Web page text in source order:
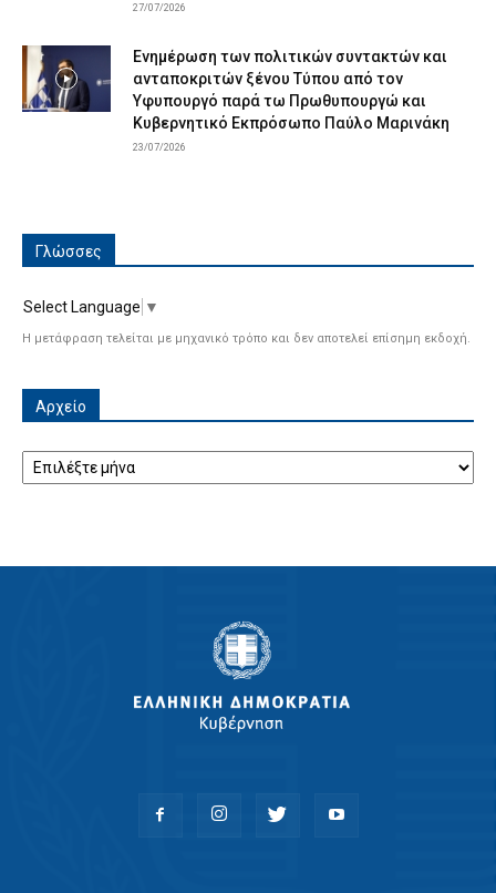
27/07/2026
Ενημέρωση των πολιτικών συντακτών και
ανταποκριτών ξένου Τύπου από τον
Υφυπουργό παρά τω Πρωθυπουργώ και
Κυβερνητικό Εκπρόσωπο Παύλο Μαρινάκη
23/07/2026
Γλώσσες
Select Language ▼
Η μετάφραση τελείται με μηχανικό τρόπο και δεν αποτελεί επίσημη εκδοχή.
Αρχείο
Αρχείο